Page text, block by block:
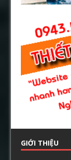
GIỚI THIỆU